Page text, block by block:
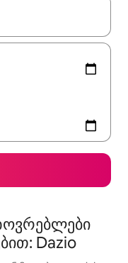
ნავიგაციისთვის
Dazio